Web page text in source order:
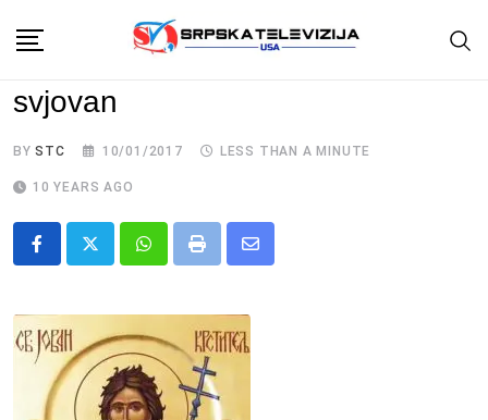
content
svjovan
BYSTC 10/01/2017 LESS THAN A MINUTE
10 YEARS AGO
Whatsapp
Print
Share